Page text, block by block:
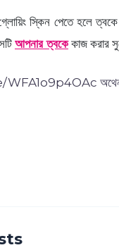
স্কিন পেতে হলে
আপনার ত্বকেকাজ করার
অথেনটিক